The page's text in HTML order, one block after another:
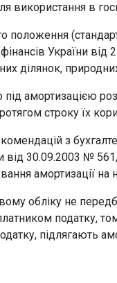
використання в
положення
України від
ділянок,
амортизацією
строку їх
з
від 30.09.2003 №
амортизації на
обліку не
податку,
підлягають